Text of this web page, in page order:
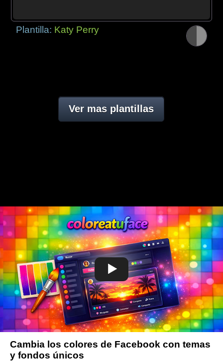
Plantilla: Katy Perry
Ver mas plantillas
Cambia los colores de Facebook con temas
y fondos únicos